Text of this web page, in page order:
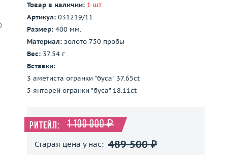
Показать все
Товар в наличии: 1 шт.
Артикул: 031219/11
Размер: 400 мм.
Материал: золото 750 пробы
Вес: 37.54 г
Вставки:
3 аметиста огранки "буса" 37.65ct
5 янтарей огранки "буса" 18.11ct
Ритейл: 1 100 000 ₽
Старая цена у нас: 489 500 ₽